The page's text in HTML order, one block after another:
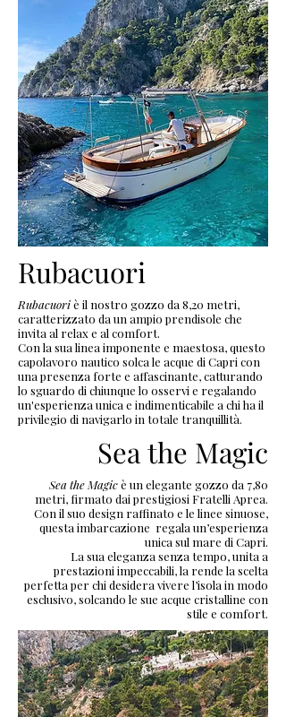
Rubacuori
Rubacuoriè il nostro gozzo da 8,20 metri,
caratterizzato da un ampio prendisole che
invita al relax e al comfort.
Con la sua linea imponente e maestosa, questo
capolavoro nautico solca le acque di Capri con
una presenza forte e affascinante, catturando
lo sguardo di chiunque lo osservi e regalando
un'esperienza unica e indimenticabile a chi ha il
privilegio di navigarlo in totale tranquillità.
Sea the Magic
Sea the Magicè un elegante gozzo da 7,80
metri, firmato dai prestigiosi Fratelli Aprea.
Con il suo design raffinato e le linee sinuose,
questa imbarcazione regala un’esperienza
unica sul mare di Capri.
La sua eleganza senza tempo, unita a
prestazioni impeccabili, la rende la scelta
perfetta per chi desidera vivere l’isola in modo
esclusivo, solcando le sue acque cristalline con
stile e comfort.